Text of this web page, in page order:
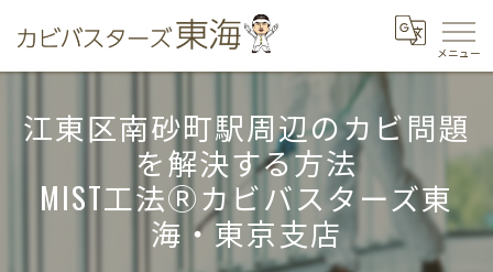
江東区南砂町駅周辺のカビ問題
を解決する方法
MIST工法Ⓡカビバスターズ東
海・東京支店